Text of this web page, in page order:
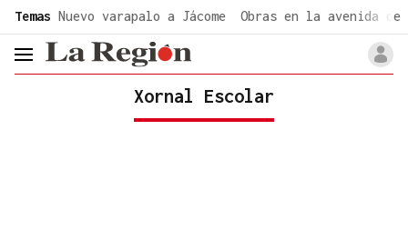
Temas Nuevo varapalo a Jácome Obras en la avenida de
header.menu.open
Xornal Escolar